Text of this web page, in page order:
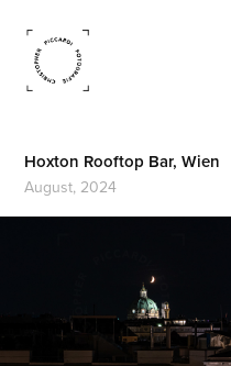
Hoxton Rooftop Bar, Wien
August, 2024